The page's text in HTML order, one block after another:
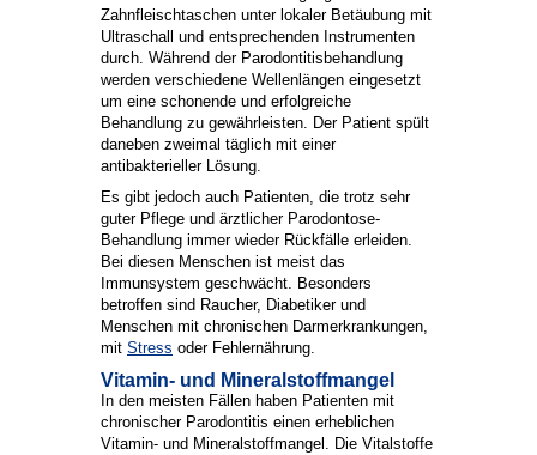
Zahnfleischtaschen unter lokaler Betäubung mit
Ultraschall und entsprechenden Instrumenten
durch. Während der Parodontitisbehandlung
werden verschiedene Wellenlängen eingesetzt
um eine schonende und erfolgreiche
Behandlung zu gewährleisten. Der Patient spült
daneben zweimal täglich mit einer
antibakterieller Lösung.
Es gibt jedoch auch Patienten, die trotz sehr
guter Pflege und ärztlicher Parodontose-
Behandlung immer wieder Rückfälle erleiden.
Bei diesen Menschen ist meist das
Immunsystem geschwächt. Besonders
betroffen sind Raucher, Diabetiker und
Menschen mit chronischen Darmerkrankungen,
mit Stress oder Fehlernährung.
Vitamin- und Mineralstoffmangel
In den meisten Fällen haben Patienten mit
chronischer Parodontitis einen erheblichen
Vitamin- und Mineralstoffmangel. Die Vitalstoffe